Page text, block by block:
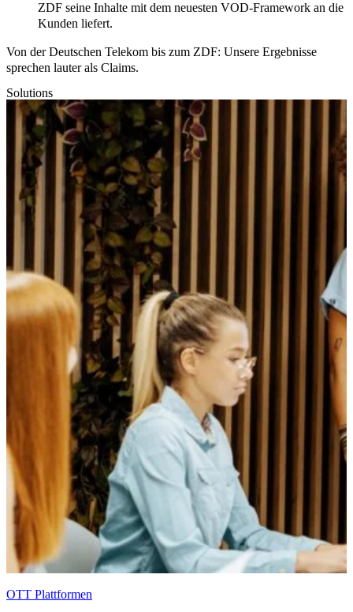
ZDF seine Inhalte mit dem neuesten VOD-Framework an die
Kunden liefert.
Von der Deutschen Telekom bis zum ZDF: Unsere Ergebnisse
sprechen lauter als Claims.
Solutions
OTT Plattformen